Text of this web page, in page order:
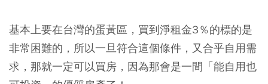
基本上要在台灣的蛋黃區，買到淨租金3％的標的是
非常困難的，所以一旦符合這個條件，又合乎自用需
求，那就一定可以買房，因為那會是一間「能自用也